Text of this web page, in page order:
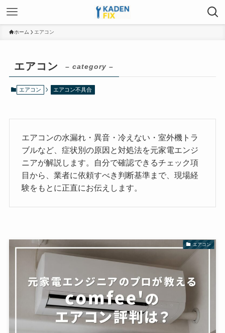
ホーム エアコン
エアコン – category –
エアコン エアコン不具合
エアコンの水漏れ・異音・冷えない・室外機トラ
ブルなど、症状別の原因と対処法を元家電エンジ
ニアが解説します。自分で確認できるチェック項
目から、業者に依頼すべき判断基準まで、現場経
験をもとに正直にお伝えします。
エアコン